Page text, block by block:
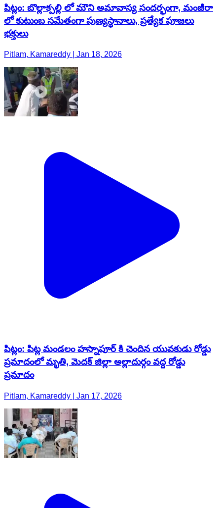
పిట్లం: బొల్లాక్పల్లి లో మౌని అమావాస్య సందర్భంగా, మంజీరా
లో కుటుంబ సమేతంగా పుణ్యస్థానాలు, ప్రత్యేక పూజలు
భక్తులు
Pitlam, Kamareddy | Jan 18, 2026
పిట్లం: పిట్ల మండలం హస్నాపూర్ కి చెందిన యువకుడు రోడ్డు
ప్రమాదంలో మృతి, మెదక్ జిల్లా అల్లాదుర్గం వద్ద రోడ్డు
ప్రమాదం
Pitlam, Kamareddy | Jan 17, 2026